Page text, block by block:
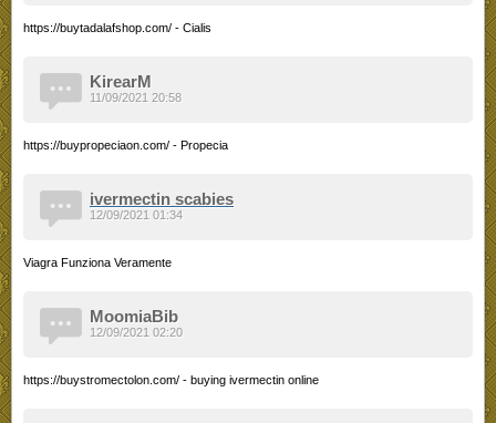
https://buytadalafshop.com/ - Cialis
KirearM
https://buypropeciaon.com/ - Propecia
11/09/2021 20:58
ivermectin scabies
Viagra Funziona Veramente
12/09/2021 01:34
MoomiaBib
https://buystromectolon.com/ - buying ivermectin online
12/09/2021 02:20